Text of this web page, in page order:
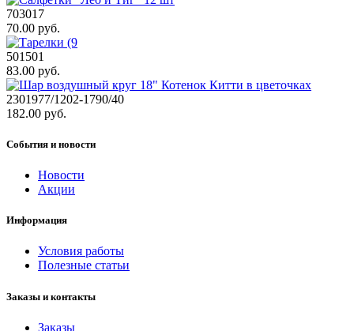
703017
70.00 руб.
501501
83.00 руб.
2301977/1202-1790/40
182.00 руб.
События и новости
Новости
Акции
Информация
Условия работы
Полезные статьи
Заказы и контакты
Заказы